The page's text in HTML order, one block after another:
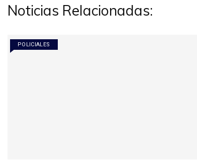
Noticias Relacionadas:
POLICIALES